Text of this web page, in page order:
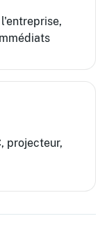
projecteur,